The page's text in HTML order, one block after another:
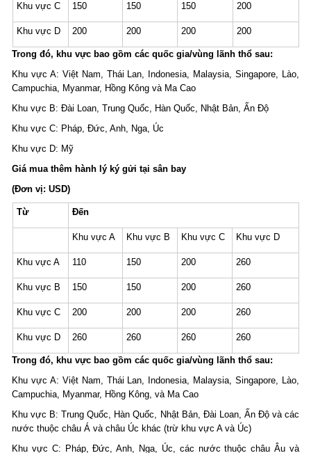
Khu vực C 150 150 150 200
Khu vực D 200 200 200 200
Trong đó, khu vực bao gồm các quốc gia/vùng lãnh thổ sau:
Khu vực A: Việt Nam, Thái Lan, Indonesia, Malaysia, Singapore, Lào,
Campuchia, Myanmar, Hồng Kông và Ma Cao
Khu vực B: Đài Loan, Trung Quốc, Hàn Quốc, Nhật Bản, Ấn Độ
Khu vực C: Pháp, Đức, Anh, Nga, Úc
Khu vực D: Mỹ
Giá mua thêm hành lý ký gửi tại sân bay
(Đơn vị: USD)
Từ Đến
Khu vực A Khu vực B Khu vực C Khu vực D
Khu vực A 110 150 200 260
Khu vực B 150 150 200 260
Khu vực C 200 200 200 260
Khu vực D 260 260 260 260
Trong đó, khu vực bao gồm các quốc gia/vùng lãnh thổ sau:
Khu vực A: Việt Nam, Thái Lan, Indonesia, Malaysia, Singapore, Lào,
Campuchia, Myanmar, Hồng Kông, và Ma Cao
Khu vực B: Trung Quốc, Hàn Quốc, Nhật Bản, Đài Loan, Ấn Độ và các
nước thuộc châu Á và châu Úc khác (trừ khu vực A và Úc)
Khu vực C: Pháp, Đức, Anh, Nga, Úc, các nước thuộc châu Âu và